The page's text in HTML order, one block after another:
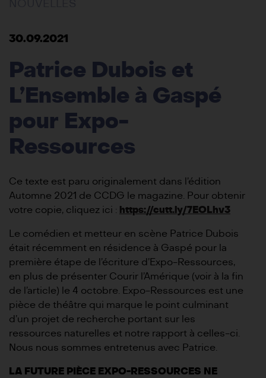
30.09.2021
Patrice Dubois et
L’Ensemble à Gaspé
pour Expo-
Ressources
Ce texte est paru originalement dans l’édition
Automne 2021 de CCDG le magazine. Pour obtenir
votre copie, cliquez ici : https://cutt.ly/7EOLhv3
Le comédien et metteur en scène Patrice Dubois
était récemment en résidence à Gaspé pour la
première étape de l’écriture d’Expo-Ressources,
en plus de présenter Courir l’Amérique (voir à la fin
de l’article) le 4 octobre. Expo-Ressources est une
pièce de théâtre qui marque le point culminant
d’un projet de recherche portant sur les
ressources naturelles et notre rapport à celles-ci.
Nous nous sommes entretenus avec Patrice.
LA FUTURE PIÈCE EXPO-RESSOURCES NE